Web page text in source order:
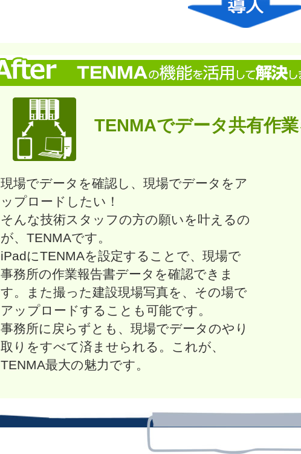
TENMAでデータ共有作
現場でデータを確認し、現場でデータをア
ップロードしたい！
そんな技術スタッフの方の願いを叶えるの
が、TENMAです。
iPadにTENMAを設定することで、現場で
事務所の作業報告書データを確認できま
す。また撮った建設現場写真を、その場で
アップロードすることも可能です。
事務所に戻らずとも、現場でデータのやり
取りをすべて済ませられる。これが、
TENMA最大の魅力です。